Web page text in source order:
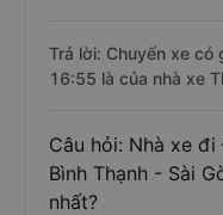
Trả lời: Chuyến xe
16:55 là của nhà xe
Câu hỏi: Nhà xe
Bình Thạnh - Sài
nhất?